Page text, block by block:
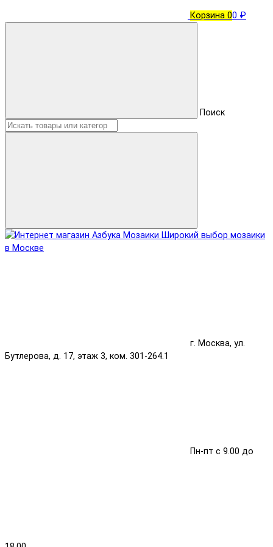
Корзина 00 ₽
Поиск
Широкий выбор мозаики
в Москве
г. Москва, ул.
Бутлерова, д. 17, этаж 3, ком. 301-264.1
Пн-пт с 9.00 до